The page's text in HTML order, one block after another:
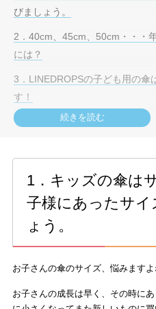
びましょう。
2．40cm、45cm、50cm・・・
には？
3．LINEDROPSの子ども用の傘
す！
4．まとめ 続きを読む
1．キッズの傘は
子様にあったサイ
ょう。
お子さんの傘のサイズ、悩みますよ
お子さんの成長は早く、その時に